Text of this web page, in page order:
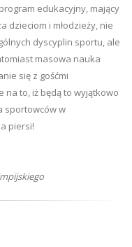
edukacyjny, mający
dzieciom i młodzieży, nie
dyscyplin sportu, ale
masowa nauka
się z gośćmi
na to, iż będą to wyjątkowo
sportowców w
piersi!